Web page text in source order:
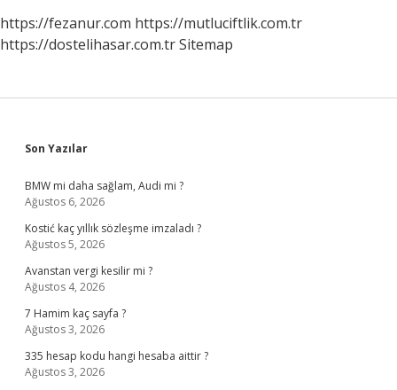
https://fezanur.com https://mutluciftlik.com.tr
https://dostelihasar.com.trSitemap
Sidebar
Son Yazılar
BMW mi daha sağlam, Audi mi ?
Ağustos 6, 2026
Kostić kaç yıllık sözleşme imzaladı ?
Ağustos 5, 2026
Avanstan vergi kesilir mi ?
Ağustos 4, 2026
7 Hamim kaç sayfa ?
Ağustos 3, 2026
335 hesap kodu hangi hesaba aittir ?
Ağustos 3, 2026